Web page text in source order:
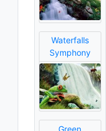
Waterfalls
Symphony
Green